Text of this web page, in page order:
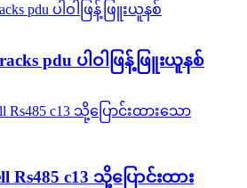
pdu ပါဝါဖြန့်ဖြူးယူနစ်
Rs485 c13 သို့ပြောင်းထား